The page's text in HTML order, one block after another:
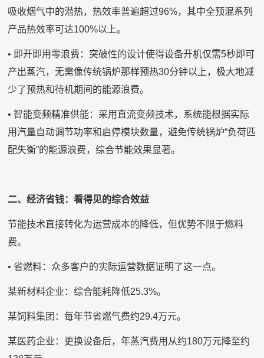
吸收烟气中的潜热，热效率普遍超过96%，其中全预混系列
产品热效率可达100%以上。
• 即开即用零浪费：突破性的设计使得设备开机仅需5秒即可
产出蒸汽，无需像传统锅炉那样预热30分钟以上，极大地减
少了预热和待机期间的能源浪费。
• 智能变频精准供能：采用直流变频技术，系统能根据实际
用汽量自动调节功率和启停模块数量，避免传统锅炉“负荷匹
配失衡”的能源浪费，综合节能效果显著。
二、经济省钱：看得见的综合效益
节能技术直接转化为运营成本的降低，但优势不限于燃料
费。
• 省燃料：众多客户的实际运营数据证明了这一点。
某新材料企业：综合能耗降低25.3%。
某饲料集团：每年节省燃气费约29.4万元。
某医药企业：更换设备后，年蒸汽费用从约180万元降至约